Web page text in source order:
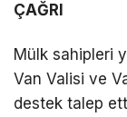
ÇAĞRI
Mülk sahipleri
Van Valisi ve
destek talep